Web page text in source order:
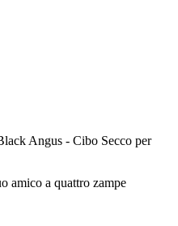
Angus - Cibo Secco per
amico a quattro zampe